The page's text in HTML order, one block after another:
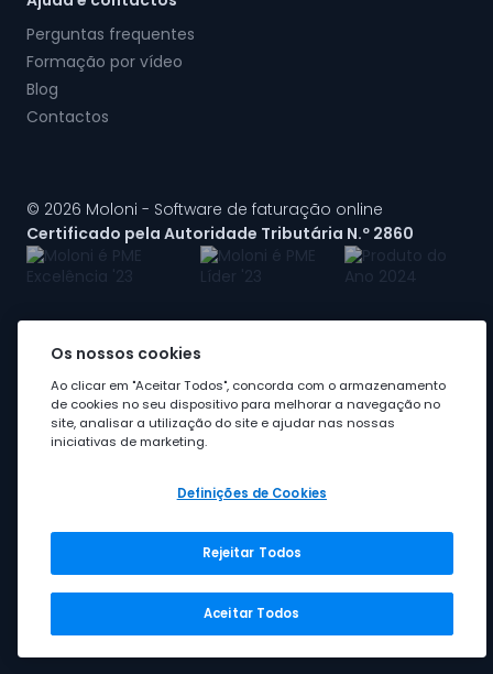
Perguntas frequentes
Formação por vídeo
Blog
Contactos
© 2026 Moloni - Software de faturação online
Certificado pela Autoridade Tributária N.º 2860
A Moloni faz parte dogrupo Visma
Grupo Visma
Visma em Portugal
Os nossos cookies
Ao clicar em "Aceitar Todos", concorda com o armazenamento
de cookies no seu dispositivo para melhorar a navegação no
site, analisar a utilização do site e ajudar nas nossas
iniciativas de marketing.
Definições de Cookies
Rejeitar Todos
Aceitar Todos